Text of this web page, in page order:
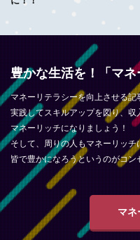
豊かな生活を！「マネ
マネーリテラシーを向上させる記
実践してスキルアップを図り、収
マネーリッチになりましょう！
そして、周りの人もマネーリッチ
皆で豊かになろうというのがコン
マネ